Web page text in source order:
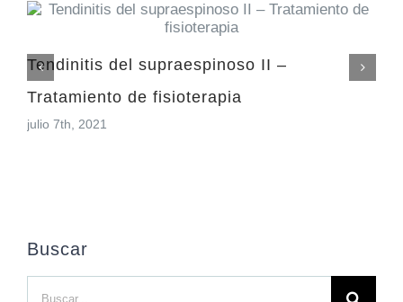
Tendinitis del supraespinoso II –
Tratamiento de fisioterapia
julio 7th, 2021
Buscar
Buscar: